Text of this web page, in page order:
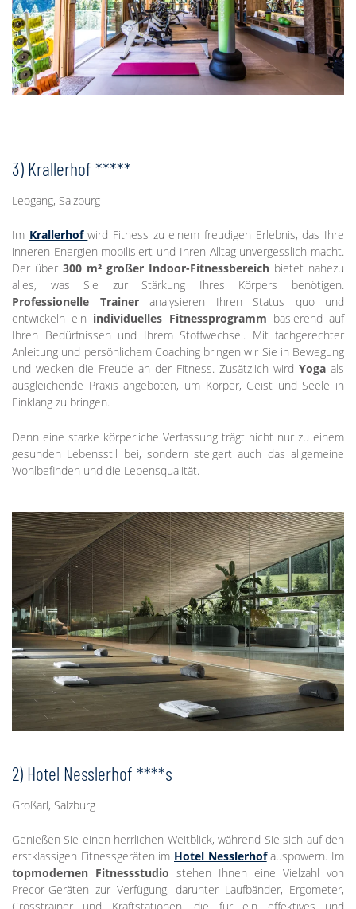
3) Krallerhof *****
Leogang, Salzburg
Im Krallerhofwird Fitness zu einem freudigen Erlebnis, das Ihre
inneren Energien mobilisiert und Ihren Alltag unvergesslich macht.
Der über 300 m² großer Indoor-Fitnessbereich bietet nahezu
alles, was Sie zur Stärkung Ihres Körpers benötigen.
Professionelle Traineranalysieren Ihren Status quo und
entwickeln ein individuelles Fitnessprogramm basierend auf
Ihren Bedürfnissen und Ihrem Stoffwechsel. Mit fachgerechter
Anleitung und persönlichem Coaching bringen wir Sie in Bewegung
und wecken die Freude an der Fitness. Zusätzlich wird Yoga als
ausgleichende Praxis angeboten, um Körper, Geist und Seele in
Einklang zu bringen.
Denn eine starke körperliche Verfassung trägt nicht nur zu einem
gesunden Lebensstil bei, sondern steigert auch das allgemeine
Wohlbefinden und die Lebensqualität.
2) Hotel Nesslerhof ****s
Großarl, Salzburg
Genießen Sie einen herrlichen Weitblick, während Sie sich auf den
erstklassigen Fitnessgeräten im Hotel Nesslerhofauspowern. Im
topmodernen Fitnessstudio stehen Ihnen eine Vielzahl von
Precor-Geräten zur Verfügung, darunter Laufbänder, Ergometer,